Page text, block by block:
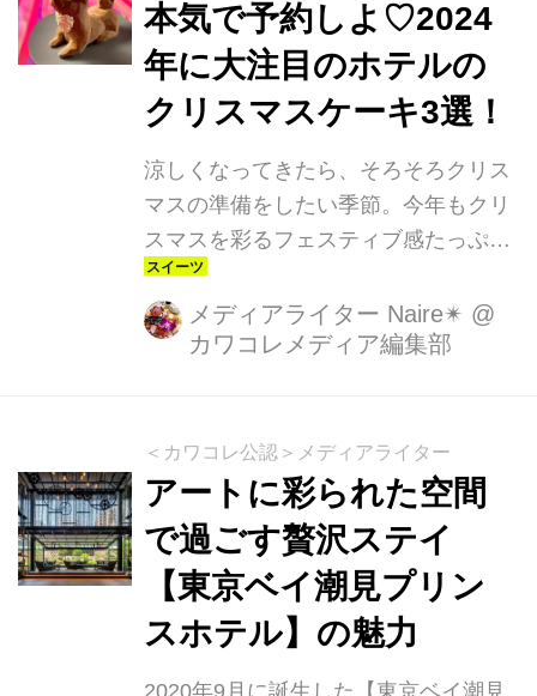
本気で予約しよ♡2024
年に大注目のホテルの
クリスマスケーキ3選！
涼しくなってきたら、そろそろクリス
マスの準備をしたい季節。今年もクリ
スマスを彩るフェスティブ感たっぷり
のケーキやテイクアウトが続々と発表
されています♫中でもおすすめな3ホテ
ルをピックアップ！
メディアライター Naire✴︎ @
カワコレメディア編集部
＜カワコレ公認＞メディアライター
アートに彩られた空間
で過ごす贅沢ステイ
【東京ベイ潮見プリン
スホテル】の魅力
2020年9月に誕生した【東京ベイ潮見